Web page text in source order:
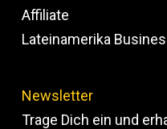
Affiliate
Lateinamerika
Newsletter
Trage Dich ein und